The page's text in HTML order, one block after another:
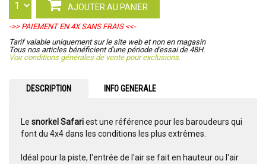
AJOUTER AU PANIER
->> PAIEMENT EN 4X SANS FRAIS <<-
Tarif valable uniquement sur le site web et non en magasin
Tous nos articles bénéficient d'une période d'essai de 48H.
Voir conditions générales de vente pour exclusions.
DESCRIPTION INFO GENERALE
Le snorkel Safariest une référence pour les baroudeurs qui
font du 4x4 dans les conditions les plus extrêmes.
Idéal pour la piste, l'entrée de l'air se fait en hauteur ou l'air